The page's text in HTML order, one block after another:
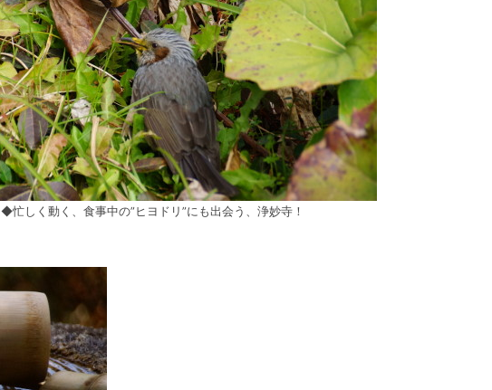
◆忙しく動く、食事中の”ヒヨドリ”にも出会う、浄妙寺！